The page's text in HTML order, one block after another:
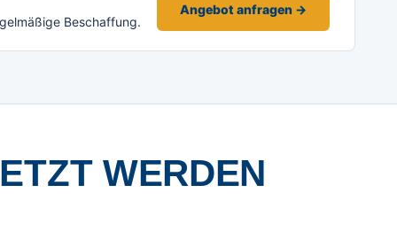
Beschaffung.
Angebot anfragen →
WERDEN